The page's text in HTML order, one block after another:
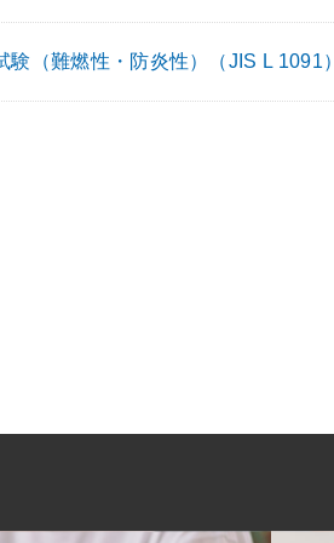
験（難燃性・防炎性）（JIS L 1091）